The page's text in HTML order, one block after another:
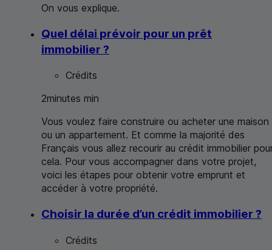
On vous explique.
Quel délai prévoir pour un prêt
immobilier ?
Crédits
2minutes min
Vous voulez faire construire ou acheter une maison
ou un appartement. Et comme la majorité des
Français vous allez recourir au crédit immobilier
cela. Pour vous accompagner dans votre projet,
voici les étapes pour obtenir votre emprunt et
accéder à votre propriété.
Choisir la durée d’un crédit immobilier ?
Crédits